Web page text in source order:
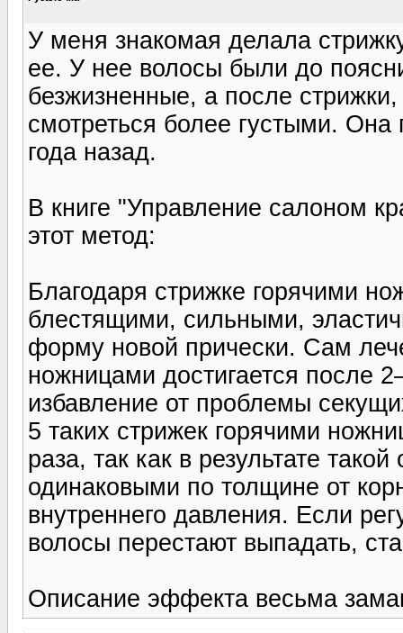
У меня знакомая делала
ее. У нее волосы были до
безжизненные, а после
смотреться более густыми.
года назад.
В книге "Управление салоном
этот метод:
Благодаря стрижке горячими
блестящими, сильными,
форму новой прически. Сам
ножницами достигается после
избавление от проблемы
5 таких стрижек горячими
раза, так как в результате
одинаковыми по толщине от
внутреннего давления. Если
волосы перестают выпадать,
Описание эффекта весьма